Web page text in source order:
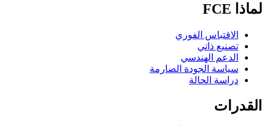
لماذا FCE
الاقتباس الفوري
تصنيع ذاتي
الدعم الهندسي
سياسة الجودة الصارمة
دراسة الحالة
القدرات